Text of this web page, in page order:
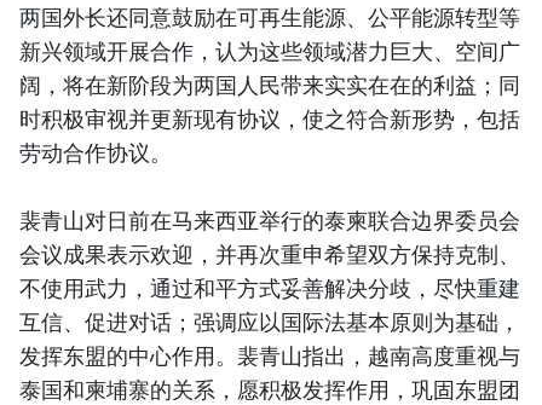
两国外长还同意鼓励在可再生能源、公平能源转型等
新兴领域开展合作，认为这些领域潜力巨大、空间广
阔，将在新阶段为两国人民带来实实在在的利益；同
时积极审视并更新现有协议，使之符合新形势，包括
劳动合作协议。
裴青山对日前在马来西亚举行的泰柬联合边界委员会
会议成果表示欢迎，并再次重申希望双方保持克制、
不使用武力，通过和平方式妥善解决分歧，尽快重建
互信、促进对话；强调应以国际法基本原则为基础，
发挥东盟的中心作用。裴青山指出，越南高度重视与
泰国和柬埔寨的关系，愿积极发挥作用，巩固东盟团